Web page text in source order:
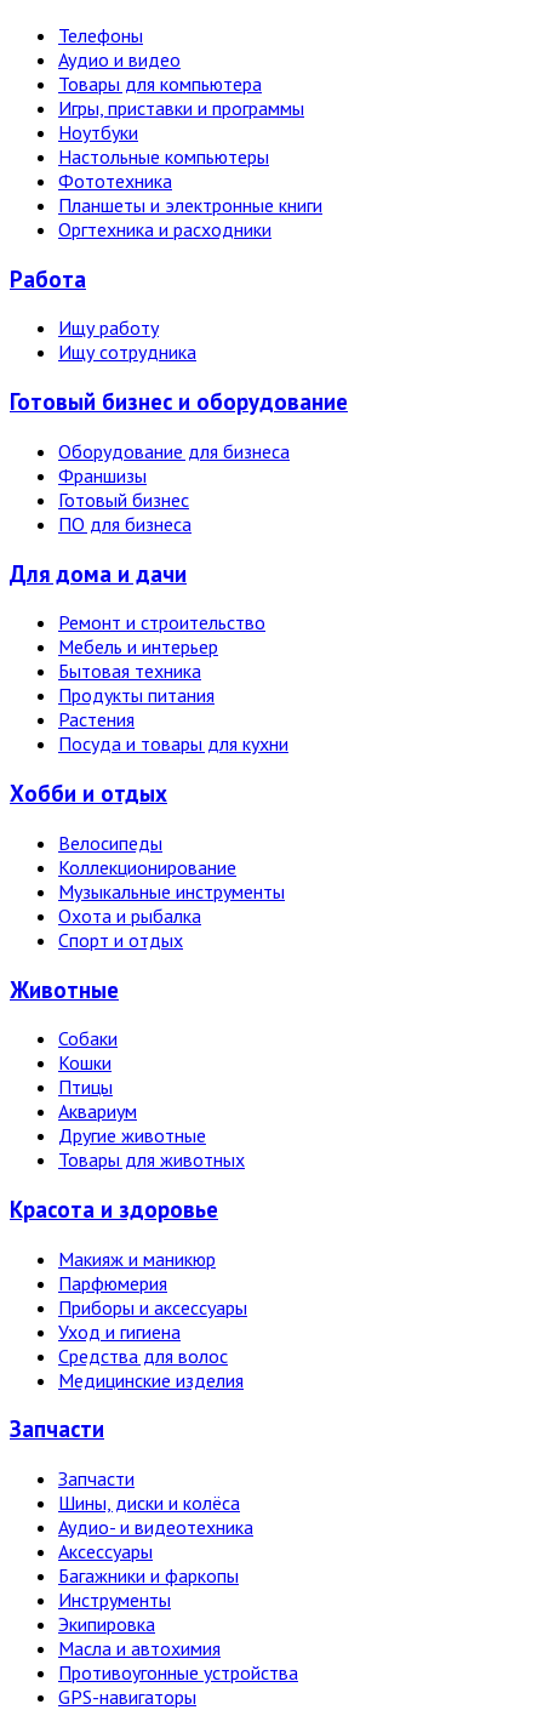
Телефоны
Аудио и видео
Товары для компьютера
Игры, приставки и программы
Ноутбуки
Настольные компьютеры
Фототехника
Планшеты и электронные книги
Оргтехника и расходники
Работа
Ищу работу
Ищу сотрудника
Готовый бизнес и оборудование
Оборудование для бизнеса
Франшизы
Готовый бизнес
ПО для бизнеса
Для дома и дачи
Ремонт и строительство
Мебель и интерьер
Бытовая техника
Продукты питания
Растения
Посуда и товары для кухни
Хобби и отдых
Велосипеды
Коллекционирование
Музыкальные инструменты
Охота и рыбалка
Спорт и отдых
Животные
Собаки
Кошки
Птицы
Аквариум
Другие животные
Товары для животных
Красота и здоровье
Макияж и маникюр
Парфюмерия
Приборы и аксессуары
Уход и гигиена
Средства для волос
Медицинские изделия
Запчасти
Запчасти
Шины, диски и колёса
Аудио- и видеотехника
Аксессуары
Багажники и фаркопы
Инструменты
Экипировка
Масла и автохимия
Противоугонные устройства
GPS-навигаторы